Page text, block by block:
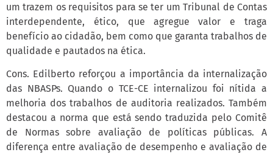
um trazem os requisitos para se ter um Tribunal de Contas
interdependente, ético, que agregue valor e traga
benefício ao cidadão, bem como que garanta trabalhos de
qualidade e pautados na ética.
Cons. Edilberto reforçou a importância da internalização
das NBASPs. Quando o TCE-CE internalizou foi nítida a
melhoria dos trabalhos de auditoria realizados. Também
destacou a norma que está sendo traduzida pelo Comitê
de Normas sobre avaliação de políticas públicas. A
diferença entre avaliação de desempenho e avaliação de